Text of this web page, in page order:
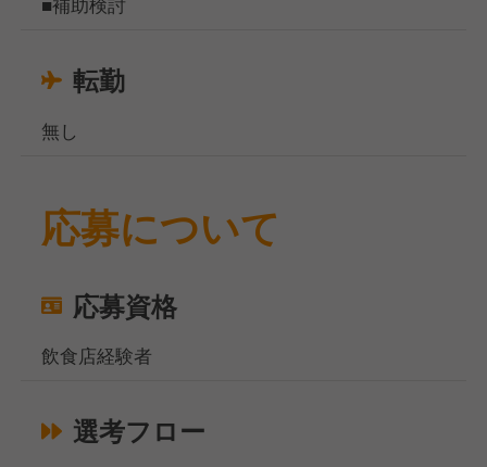
転勤
無し
応募について
応募資格
飲食店経験者
選考フロー